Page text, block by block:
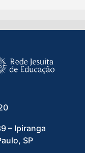
– Ipiranga
SP